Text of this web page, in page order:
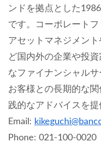
ンドを拠点とした
です。コーポレートフ
アセットマネジメン
ど国内外の企業や投
なファイナンシャルサ
お客様との長期的な
践的なアドバイスを提
Email:
Phone: 021-100-0020